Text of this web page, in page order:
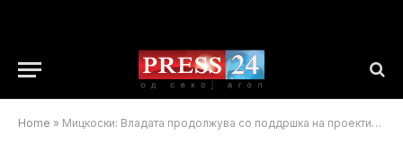
Home » Мицкоски: Владата продолжува со поддршка на проектите во општините кои ќе го подобрат квалитетот на живот